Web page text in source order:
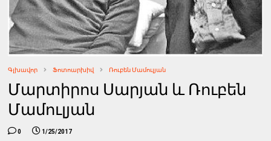
Գլխավոր Ֆոտոարխիվ Ռուբեն Մամուլյան
Մարտիրոս Սարյան և Ռուբեն
Մամուլյան
0 1/25/2017